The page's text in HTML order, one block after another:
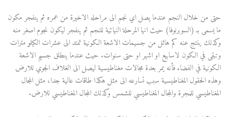
حتى من خلال النجم عندما يصل اي نجم الى مراحله الاخيرة من عمره ثم ينفجر مكون
ما يسمى بـ (السوبرنوفا) حيث انها المرحلة النهائية للنجم ثم ينفجر ليكون نجوم اصغر منه
وكذلك ينتج عنه كم هائل من جسيمات الاشعة الكونية تمتد الى عشرات الكيلو مترات
وتبقى في الكون لاسابيع او اشهر او حتى سنوات. حيث عندما ينطلق جسيم الاشعة
الكونية في الفضاء فأنه يمر بعدة مجالات مغناطيسية ليصل الى الغلاف الجوي للارض
وهذه الحقول المغناطيسية سبب تسارعه الى مثل هكذا طاقات عالية جدا، مثل المجال
المغناطيسي للمجرة والمجال المغناطيسي للشمس وكذلك المجال المغناطيسي للارض.